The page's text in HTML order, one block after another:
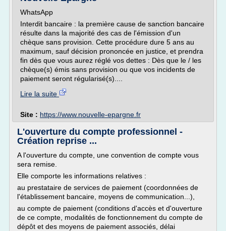
WhatsApp
Interdit bancaire : la première cause de sanction bancaire
résulte dans la majorité des cas de l'émission d'un
chèque sans provision. Cette procédure dure 5 ans au
maximum, sauf décision prononcée en justice, et prendra
fin dès que vous aurez réglé vos dettes : Dès que le / les
chèque(s) émis sans provision ou que vos incidents de
paiement seront régularisé(s)....
Lire la suite
Site : https://www.nouvelle-epargne.fr
L'ouverture du compte professionnel -
Création reprise ...
A l'ouverture du compte, une convention de compte vous
sera remise.
Elle comporte les informations relatives :
au prestataire de services de paiement (coordonnées de
l'établissement bancaire, moyens de communication...),
au compte de paiement (conditions d'accès et d'ouverture
de ce compte, modalités de fonctionnement du compte de
dépôt et des moyens de paiement associés, délai